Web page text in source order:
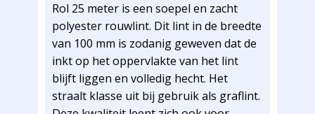
Rol 25 meter is een soepel en zacht
polyester rouwlint. Dit lint in de breedte
van 100 mm is zodanig geweven dat de
inkt op het oppervlakte van het lint
blijft liggen en volledig hecht. Het
straalt klasse uit bij gebruik als graflint.